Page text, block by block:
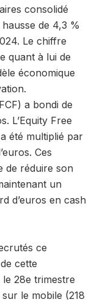
consolidé
hausse de 4,3 %
Le chiffre
quant à lui de
économique
a bondi de
L’Equity Free
été multiplié par
Ces
de réduire son
un
d’euros en cash
ce
cette
28e trimestre
le mobile (218